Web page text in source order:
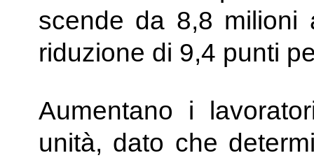
scende da 8,8
riduzione di 9,4 punti
Aumentano i
unità, dato che